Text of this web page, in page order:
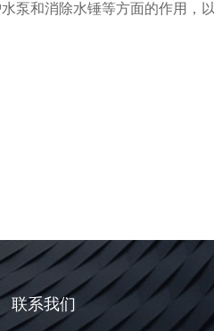
和消除水锤等方面的作用，
联系我们